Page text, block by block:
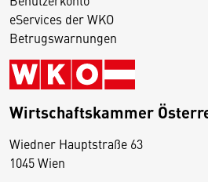
eServices der WKO
Betrugswarnungen
Wirtschaftskammer
Wiedner Hauptstraße 63
1045 Wien
D